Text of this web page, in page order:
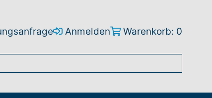
Anmelden Warenkorb: 0